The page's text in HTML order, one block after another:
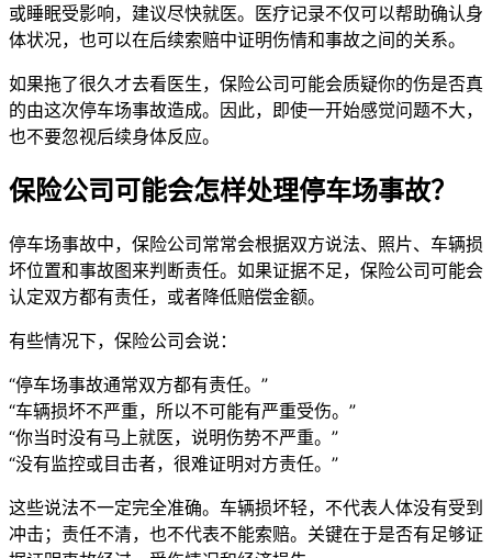
或睡眠受影响，建议尽快就医。医疗记录不仅可以帮助确认身
体状况，也可以在后续索赔中证明伤情和事故之间的关系。
如果拖了很久才去看医生，保险公司可能会质疑你的伤是否真
的由这次停车场事故造成。因此，即使一开始感觉问题不大，
也不要忽视后续身体反应。
保险公司可能会怎样处理停车场事故？
停车场事故中，保险公司常常会根据双方说法、照片、车辆损
坏位置和事故图来判断责任。如果证据不足，保险公司可能会
认定双方都有责任，或者降低赔偿金额。
有些情况下，保险公司会说：
“停车场事故通常双方都有责任。”
“车辆损坏不严重，所以不可能有严重受伤。”
“你当时没有马上就医，说明伤势不严重。”
“没有监控或目击者，很难证明对方责任。”
这些说法不一定完全准确。车辆损坏轻，不代表人体没有受到
冲击；责任不清，也不代表不能索赔。关键在于是否有足够证